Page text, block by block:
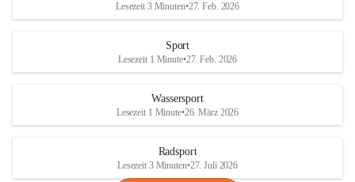
Maßnahmen zur Bekämpfung
Rebe und der Amerikanischen
Anhang VBl. EU Nr. 18
1 Seite•1,4 MB
VBl. EU Nr. 18_2026
Lesezeit 3 Minuten•27. Feb. 2026
Sport
Lesezeit 1 Minute•27. Feb. 2026
Wassersport
Lesezeit 1 Minute•26. März 2026
Radsport
Lesezeit 3 Minuten•27. Juli 2026